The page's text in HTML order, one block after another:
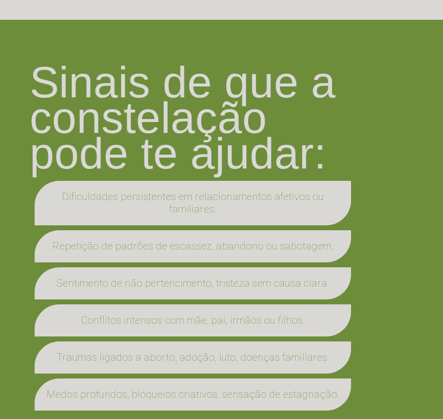
Sinais de que a
constelação
pode te ajudar:
Dificuldades persistentes em relacionamentos afetivos ou
familiares.
Repetição de padrões de escassez, abandono ou sabotagem.
Sentimento de não pertencimento, tristeza sem causa clara.
Conflitos intensos com mãe, pai, irmãos ou filhos.
Traumas ligados a aborto, adoção, luto, doenças familiares.
Medos profundos, bloqueios criativos, sensação de estagnação.